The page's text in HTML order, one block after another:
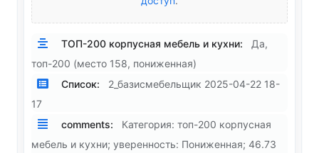
ТОП-200 корпусная мебель и кухни:
Да,
топ-200 (место 158, пониженная)
Список:
2_базисмебельщик 2025-04-22 18-
17
comments:
Категория: топ-200 корпусная
мебель и кухни; уверенность: Пониженная; 46.73